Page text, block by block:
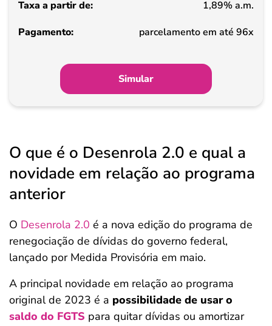
Pagamento
1,89% a.m.
parcelamento em até 96x
Simular
O que é o Desenrola 2.0 e qual a
novidade em relação ao programa
anterior
O Desenrola 2.0 é a nova edição do programa de
renegociação de dívidas do governo federal,
lançado por Medida Provisória em maio.
A principal novidade em relação ao programa
original de 2023 é a possibilidade de usar o
saldo do FGTS para quitar dívidas ou amortizar